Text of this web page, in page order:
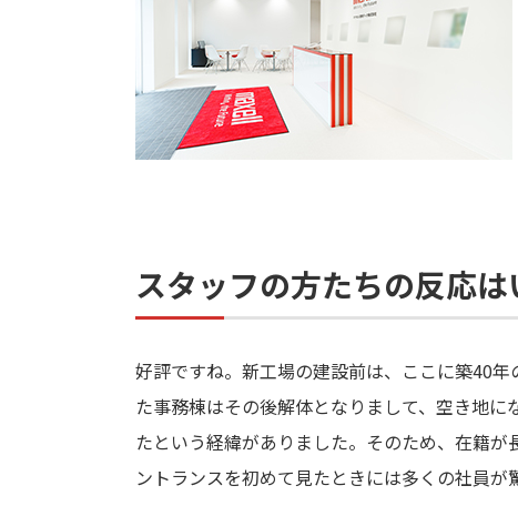
スタッフの方たちの反応は
好評ですね。新工場の建設前は、ここに築40
た事務棟はその後解体となりまして、空き地
たという経緯がありました。そのため、在籍
ントランスを初めて見たときには多くの社員が